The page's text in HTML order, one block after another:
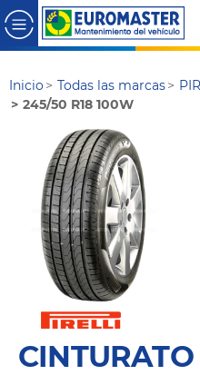
Inicio Todas las marcas
245/50 R18 100W